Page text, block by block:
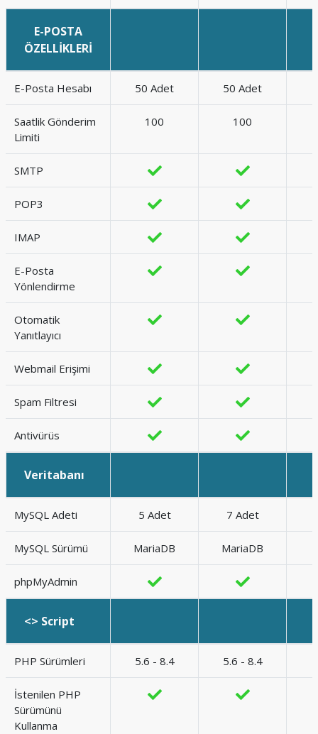
E-POSTA
ÖZELLİKLERİ
E-Posta Hesabı 50 Adet 50 Adet
Saatlik Gönderim
Limiti
100 100
SMTP
POP3
IMAP
E-Posta
Yönlendirme
Otomatik
Yanıtlayıcı
Webmail Erişimi
Spam Filtresi
Antivürüs
Veritabanı
MySQL Adeti 5 Adet 7 Adet
MySQL Sürümü MariaDB MariaDB
phpMyAdmin
<> Script
PHP Sürümleri 5.6 - 8.4 5.6 - 8.4
İstenilen PHP
Sürümünü
Kullanma